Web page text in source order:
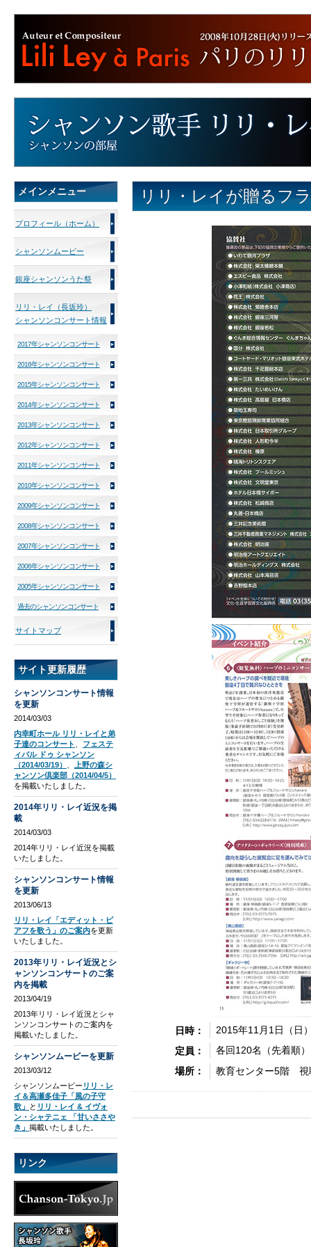
リリ・レイが贈るフ
日時：
2015年11月1日（
定員：
各回120名（先着順）
場所：
教育センター5階 視
メインメニュー
プロフィール（ホーム）
シャンソンムービー
銀座シャンソンうた祭
リリ・レイ（長坂玲）
シャンソンコンサート情報
2017年シャンソンコンサート
2016年シャンソンコンサート
2015年シャンソンコンサート
2014年シャンソンコンサート
2013年シャンソンコンサート
2012年シャンソンコンサート
2011年シャンソンコンサート
2010年シャンソンコンサート
2009年シャンソンコンサート
2008年シャンソンコンサート
2007年シャンソンコンサート
2006年シャンソンコンサート
2005年シャンソンコンサート
過去のシャンソンコンサート
サイトマップ
サイト更新履歴
シャンソンコンサート情報
を更新
2014/03/03
内幸町ホール リリ・レイと弟
子達のコンサート
フェステ
ィバル ドゥ シャンソン
（2014/03/19）
上野の森シ
ャンソン倶楽部（2014/04/5）
を掲載いたしました。
2014年リリ・レイ近況を掲
載
2014/03/03
2014年リリ・レイ近況を掲載
いたしました。
シャンソンコンサート情報
を更新
2013/06/13
リリ・レイ「エディット・ピ
アフを歌う」のご案内を更新
いたしました。
2013年リリ・レイ近況とシ
ャンソンコンサートのご案
内を掲載
2013/04/19
2013年リリ・レイ近況とシャ
ンソンコンサートのご案内を
掲載いたしました。
シャンソンムービーを更新
2013/03/12
シャンソンムービー リリ・レ
イ＆高瀬多佳子「風の子守
歌」
と リリ・レイ & イヴォ
ン・シャテニェ 「甘いささや
き」 掲載いたしました。
リンク